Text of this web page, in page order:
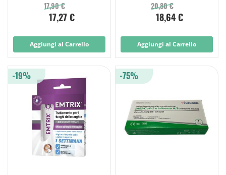
17,90 €
17,27 €
Aggiungi al Carrello
20,80 €
18,64 €
Aggiungi al Carrello
-19% -75%